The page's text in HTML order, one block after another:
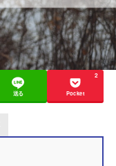
送る Pocket
2